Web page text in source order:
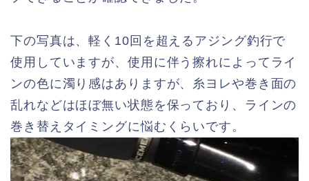
下の写真は、軽く10回を超えるアジング釣行で
使用していますが、使用に伴う擦れによってライ
ンの色に濁り感はありますが、糸ヨレや巻き面の
乱れなどはほぼ無い状態を保っており、ラインの
巻き替えタイミングに悩むくらいです。